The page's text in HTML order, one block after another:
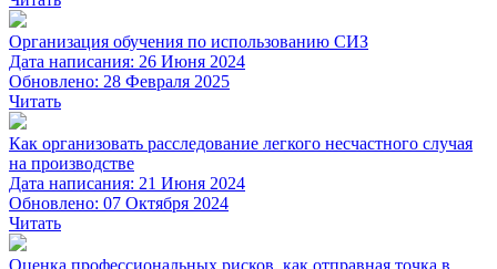
Организация обучения по использованию СИЗ
Дата написания: 26 Июня 2024
Обновлено: 28 Февраля 2025
Читать
Как организовать расследование легкого несчастного случая
на производстве
Дата написания: 21 Июня 2024
Обновлено: 07 Октября 2024
Читать
Оценка профессиональных рисков, как отправная точка в